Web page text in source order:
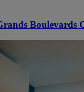
Boulevards